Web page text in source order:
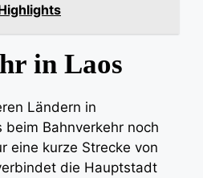
in Laos
Ländern in
Bahnverkehr noch
eine kurze Strecke von
die Hauptstadt